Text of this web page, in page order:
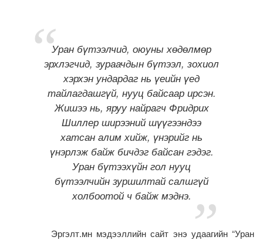
Уран бүтээлчид, оюуны хөдөлмөр
эрхлэгчид, зураачдын бүтээл, зохиол
хэрхэн ундардаг нь үеийн үед
тайлагдашгүй, нууц байсаар ирсэн.
Жишээ нь, яруу найрагч Фридрих
Шиллер ширээний шүүгээндээ
хатсан алим хийж, үнэрийг нь
үнэрлэж байж бичдэг байсан гэдэг.
Уран бүтээхүйн гол нууц
бүтээлчийн зуршилтай салшгүй
холбоотой ч байж мэднэ.
Эргэлт.мн мэдээллийн сайт энэ удаагийн “Уран